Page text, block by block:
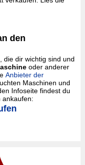
den
die dir wichtig sind und
oder anderer
Anbieter der
Maschinen und
Infoseite findest du
ankaufen: